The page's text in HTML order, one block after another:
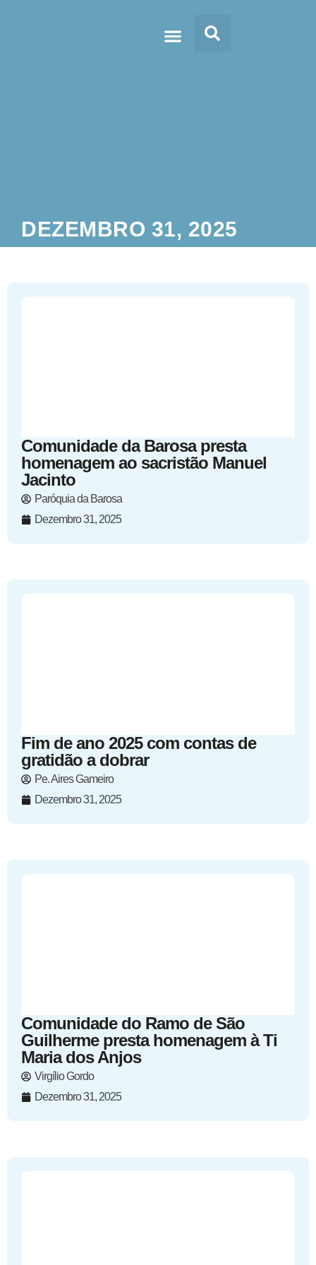
DEZEMBRO 31, 2025
Comunidade da Barosa presta
homenagem ao sacristão Manuel
Jacinto
Paróquia da Barosa
Dezembro 31, 2025
Fim de ano 2025 com contas de
gratidão a dobrar
Pe. Aires Gameiro
Dezembro 31, 2025
Comunidade do Ramo de São
Guilherme presta homenagem à Ti
Maria dos Anjos
Virgílio Gordo
Dezembro 31, 2025